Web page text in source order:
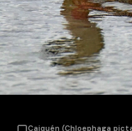
Caiquén (Chloephaga